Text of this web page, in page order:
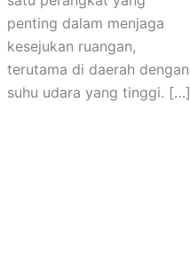
penting dalam menjaga
kesejukan ruangan,
terutama di daerah dengan
suhu udara yang tinggi. […]